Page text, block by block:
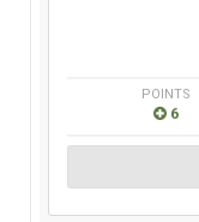
POINTS
6